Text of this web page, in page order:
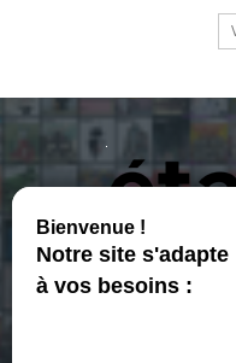
ETAPES : Magazine
spécialisé dans les